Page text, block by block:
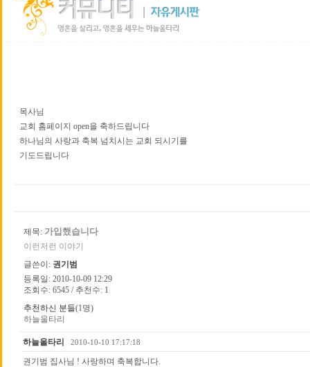
목사님
교회 홈페이지 open을 축하드립니다
하나님의 사랑과 축복 넘치시는 교회 되시기를
기도드립니다
제목: 가입했습니다
이런저런 이야기
글쓴이: 권기범
등록일: 2010-10-09 12:29
조회수: 6545 / 추천수: 1
추천하신 분들(1명)
하늘울타리
하늘울타리 2010-10-10 17:17:18
권기범 집사님 ! 사랑하며 축복합니다.